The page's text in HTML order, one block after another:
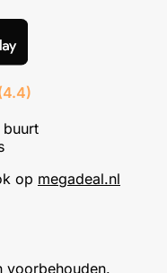
op megadeal.nl
voorbehouden.